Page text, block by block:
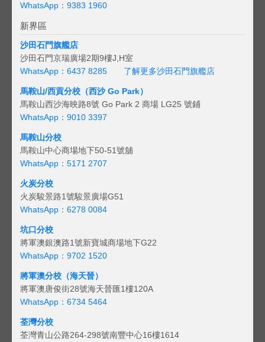
WhatsApp：9383 1960
新界區
沙田石門旗艦店
沙田石門京瑞廣場2期9樓J,H室
WhatsApp：6437 8285
了解更多沙田石門旗艦店
馬鞍山/西貢分校（西沙 Go Park）
馬鞍山西沙海映路8號 Go Park 2 商場 LG25 號鋪
WhatsApp：9010 3397
馬鞍山分校
馬鞍山中心商場地下50-51號舖
WhatsApp：5171 2707
火炭分校
火炭駿景路1號駿景廣場G51
WhatsApp：6278 0084
坑口分校
將軍澳銀澳路1號新寶城商場地下G22
WhatsApp：9702 1520
將軍澳分校（海天晉）
將軍澳唐俊街28號海天晉匯1樓120A
WhatsApp：6734 5464
荃灣分校
荃灣青山公路264-298號南豐中心16樓1614